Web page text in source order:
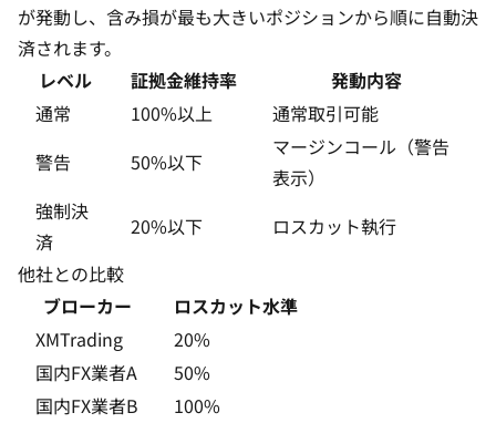
が発動し、含み損が最も大きいポジションから順に自動決
済されます。
レベル
証拠金維持率
発動内容
通常
100%以上
通常取引可能
警告
50%以下
マージンコール（警告
表示）
強制決
済
20%以下
ロスカット執行
他社との比較
ブローカー
ロスカット水準
XMTrading
20%
国内FX業者A
50%
国内FX業者B
100%